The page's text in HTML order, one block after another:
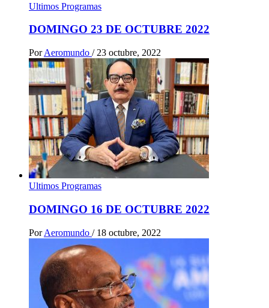
Ultimos Programas
DOMINGO 23 DE OCTUBRE 2022
Por Aeromundo / 23 octubre, 2022
Ultimos Programas
DOMINGO 16 DE OCTUBRE 2022
Por Aeromundo / 18 octubre, 2022